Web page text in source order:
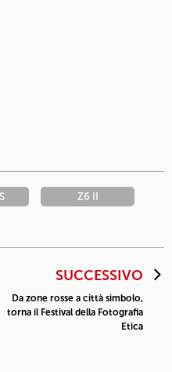
Z6 II
SUCCESSIVO
Da zone rosse a città simbolo,
torna il Festival della Fotografia
Etica